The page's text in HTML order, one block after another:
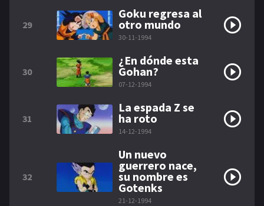
29
Goku regresa al
otro mundo
30-11-1994
30
¿En dónde esta
Gohan?
07-12-1994
31
La espada Z se
ha roto
14-12-1994
32
Un nuevo
guerrero nace,
su nombre es
Gotenks
21-12-1994